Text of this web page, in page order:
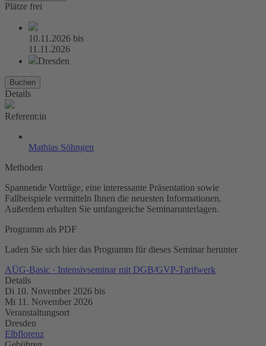
Plätze frei
10.11.2026 bis
11.11.2026
Dresden
Buchen
Details
Referent:in
Mathias Söhngen
Methoden
Spannende Vorträge, eine interessante Präsentation sowie
Fallbeispiele vermitteln Ihnen die neuesten Informationen.
Außerdem erhalten Sie umfangreiche Seminarunterlagen.
Programm als PDF
Laden Sie sich hier das Programm für dieses Seminar herunter
AÜG-Basic · Intensivseminar mit DGB/GVP-Tarifwerk
Details
Di 10. November 2026 bis
Mi 11. November 2026
Veranstaltungsort
Dresden
Elbflorenz